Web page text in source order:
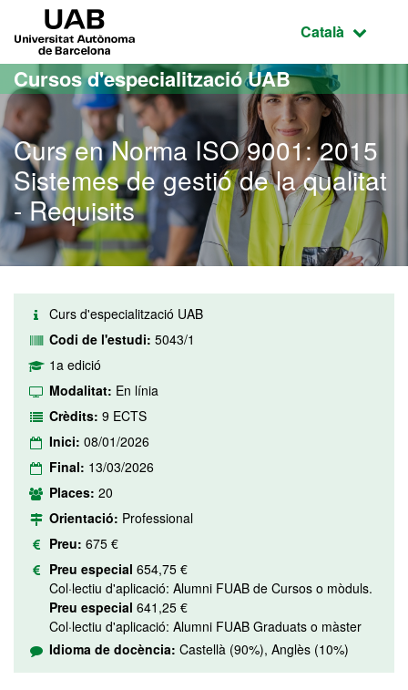
Ves al contingut principal
Ves a la navegació de la pàgina
Idioma
Català
Cursos d'especialització UAB
Curs en Norma ISO 9001: 2015
Sistemes de gestió de la qualitat
- Requisits
Curs d'especialització UAB
Codi de l'estudi: 5043/1
1a edició
Modalitat: En línia
Crèdits: 9 ECTS
Inici: 08/01/2026
Final: 13/03/2026
Places: 20
Orientació: Professional
Preu: 675 €
Preu especial 654,75 €
Col·lectiu d'aplicació: Alumni FUAB de Cursos o mòduls.
Preu especial 641,25 €
Col·lectiu d'aplicació: Alumni FUAB Graduats o màster
Idioma de docència: Castellà (90%), Anglès (10%)